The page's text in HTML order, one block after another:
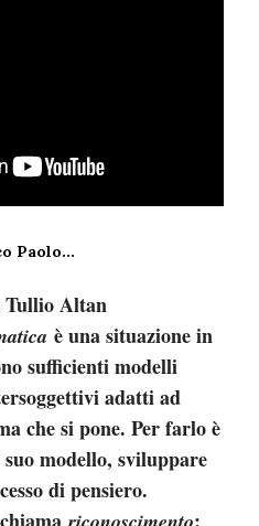
Paolo...
Tullio Altan
è una situazione in
sufficienti modelli
adatti ad
che si pone. Per farlo è
modello, sviluppare
di pensiero.
: